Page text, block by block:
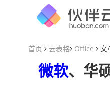
首页 云表格 Office 文
微软、华